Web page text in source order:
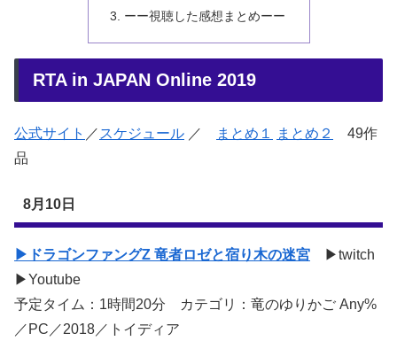
ーー視聴した感想まとめーー
RTA in JAPAN Online 2019
公式サイト ／ スケジュール ／ まとめ１ まとめ２
49作
品
8月10日
▶ドラゴンファングZ 竜者ロゼと宿り木の迷宮 ▶twitch
▶Youtube
予定タイム：1時間20分 カテゴリ：竜のゆりかご Any%
／PC／2018／トイディア